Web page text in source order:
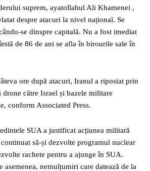
suprem, ayatollahul Ali Khamenei ,
despre atacuri la nivel național. Se
se dinspre capitală. Nu a fost imediat
de 86 de ani se afla în birourile sale în
ore după atacuri, Iranul a ripostat prin
drone către Israel și bazele militare
conform Associated Press.
SUA a justificat acțiunea militară
să-și dezvolte programul nuclear
rachete pentru a ajunge în SUA.
asemenea, nemulțumiri care datează de la